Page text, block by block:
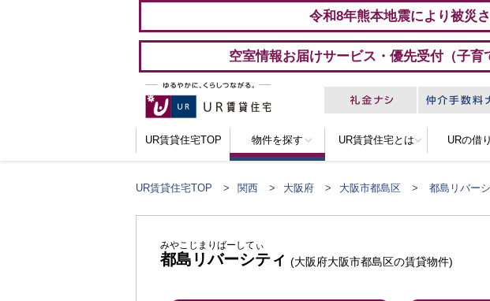
令和8年熊本地震により被災
空室情報お届けサービス・優先受付（子育
UR賃貸住宅TOP 物件を探す UR賃貸住宅とは URの借
UR賃貸住宅TOP 関西 大阪府 大阪市都島区 都島リバー
都島リバーシティ
みやこじまりばーしてぃ
(大阪府大阪市都島区の賃貸物件)